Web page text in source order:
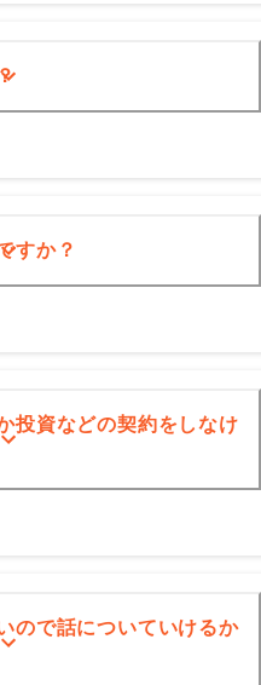
すか？
投資などの契約をしなけ
ので話についていけるか